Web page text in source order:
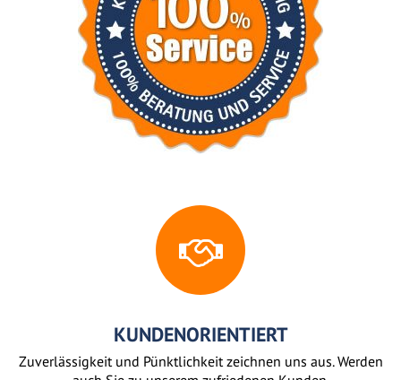
KUNDENORIENTIERT
Zuverlässigkeit und Pünktlichkeit zeichnen uns aus. Werden